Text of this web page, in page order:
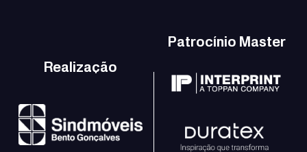
Realização
Patrocínio Master